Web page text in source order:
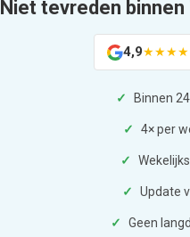
Niet tevreden binnen
4,9
✓ Binnen
✓ 4× per
✓
✓ Update
✓ Geen